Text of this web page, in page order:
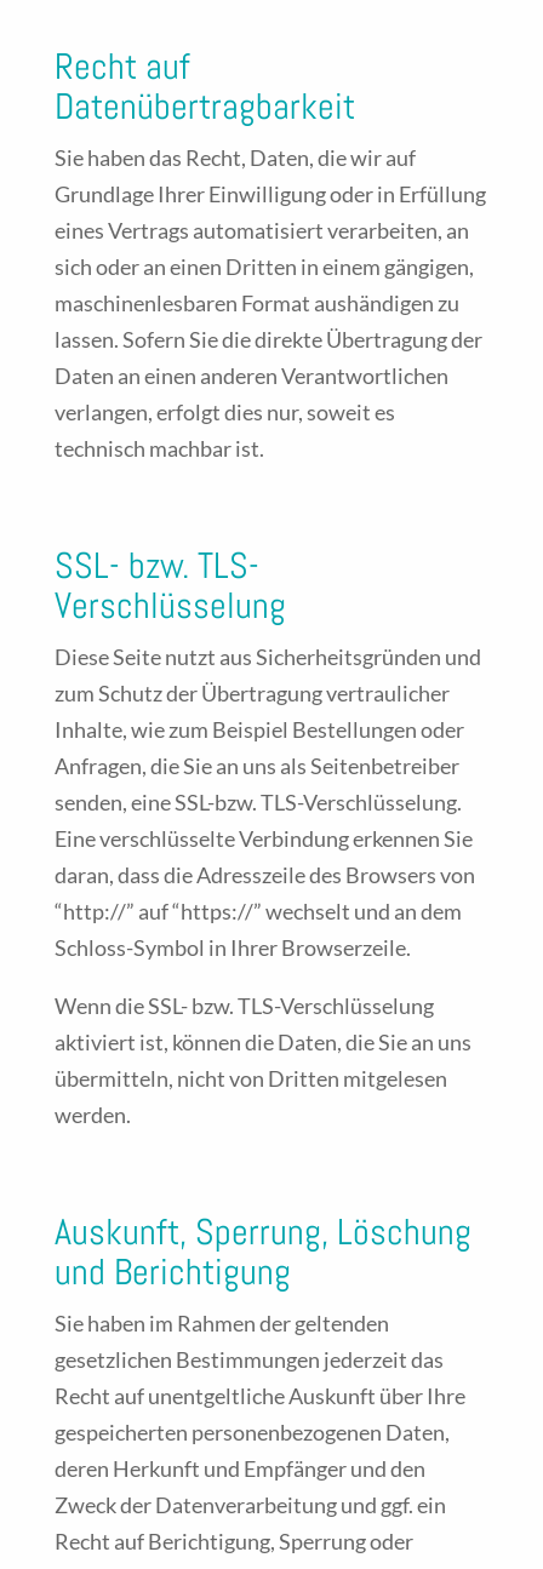
Recht auf
Datenübertragbarkeit
Sie haben das Recht, Daten, die wir auf
Grundlage Ihrer Einwilligung oder in Erfüllung
eines Vertrags automatisiert verarbeiten, an
sich oder an einen Dritten in einem gängigen,
maschinenlesbaren Format aushändigen zu
lassen. Sofern Sie die direkte Übertragung der
Daten an einen anderen Verantwortlichen
verlangen, erfolgt dies nur, soweit es
technisch machbar ist.
SSL- bzw. TLS-
Verschlüsselung
Diese Seite nutzt aus Sicherheitsgründen und
zum Schutz der Übertragung vertraulicher
Inhalte, wie zum Beispiel Bestellungen oder
Anfragen, die Sie an uns als Seitenbetreiber
senden, eine SSL-bzw. TLS-Verschlüsselung.
Eine verschlüsselte Verbindung erkennen Sie
daran, dass die Adresszeile des Browsers von
“http://” auf “https://” wechselt und an dem
Schloss-Symbol in Ihrer Browserzeile.
Wenn die SSL- bzw. TLS-Verschlüsselung
aktiviert ist, können die Daten, die Sie an uns
übermitteln, nicht von Dritten mitgelesen
werden.
Auskunft, Sperrung, Löschung
und Berichtigung
Sie haben im Rahmen der geltenden
gesetzlichen Bestimmungen jederzeit das
Recht auf unentgeltliche Auskunft über Ihre
gespeicherten personenbezogenen Daten,
deren Herkunft und Empfänger und den
Zweck der Datenverarbeitung und ggf. ein
Recht auf Berichtigung, Sperrung oder